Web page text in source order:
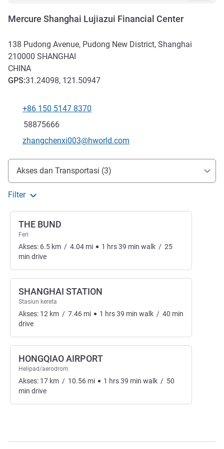
Mercure Shanghai Lujiazui Financial Center
138 Pudong Avenue, Pudong New District, Shanghai
210000 SHANGHAI
CHINA
GPS:31.24098, 121.50947
Telepon
+86 150 5147 8370
Fax
58875666
Email kontak
zhangchenxi003@hworld.com
Akses dan Transportasi
Akses dan Transportasi (3)
Filter
THE BUND
Feri
Akses: 6.5 km / 4.04 mi 1 hrs39 min walk / 25
min drive
SHANGHAI STATION
Stasiun kereta
Akses: 12 km / 7.46 mi 1 hrs39 min walk / 40 min
drive
HONGQIAO AIRPORT
Helipad/aerodrom
Akses: 17 km / 10.56 mi 1 hrs39 min walk / 50
min drive